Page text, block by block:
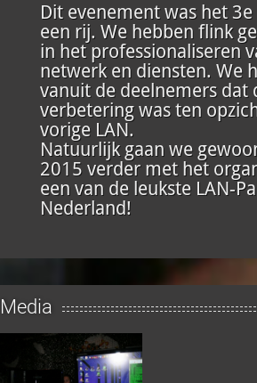
Dit evenement was het 3e
een rij. We hebben flink
in het professionaliseren
netwerk en diensten. We
vanuit de deelnemers dat
verbetering was ten
vorige LAN.
Natuurlijk gaan we
2015 verder met het
een van de leukste LAN-
Nederland!
Media